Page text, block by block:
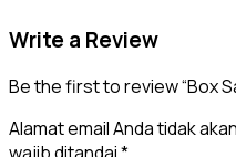
Write a Review
Be the first to review “Box
Alamat email Anda tidak